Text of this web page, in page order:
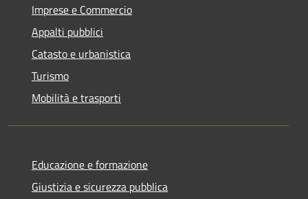
Imprese e Commercio
Appalti pubblici
Catasto e urbanistica
Turismo
Mobilità e trasporti
Educazione e formazione
Giustizia e sicurezza pubblica